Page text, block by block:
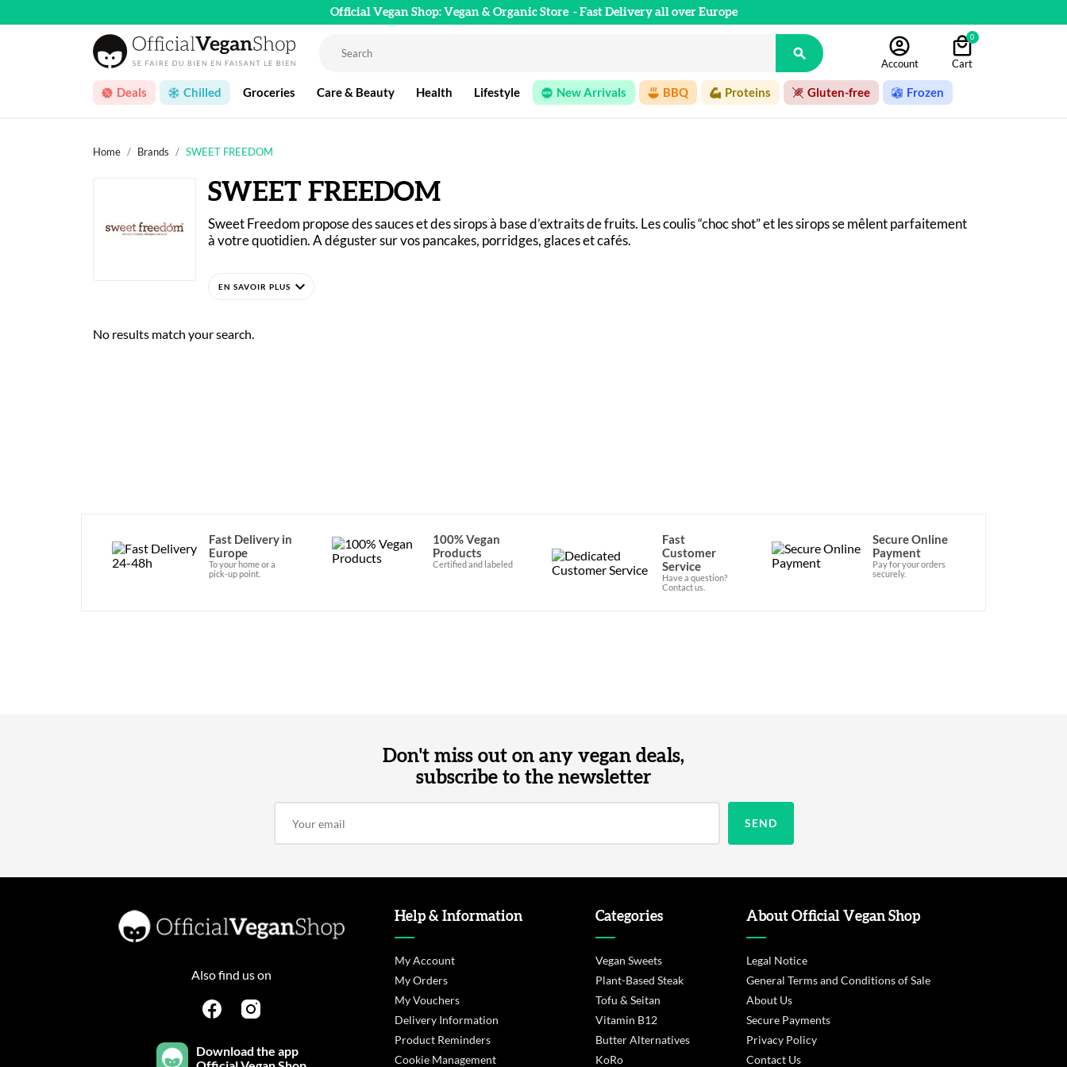
Official Vegan Shop: Vegan & Organic Store - Fast Delivery all over Europe

Account
0
Cart
Deals Chilled Groceries Care & Beauty Health Lifestyle New Arrivals BBQ Proteins Gluten-free Frozen
Home Brands SWEET FREEDOM
SWEET FREEDOM
Sweet Freedom propose des sauces et des sirops à base d’extraits de fruits. Les coulis “choc shot” et les sirops se mêlent parfaitement
à votre quotidien. A déguster sur vos pancakes, porridges, glaces et cafés.
prix anglais ! La marque britannique prouve qu'il n'y a pas besoin d'une longue liste d'ingrédients pour obtenir des recettes ultra
expand_more
No results match your search.
Fast Delivery in
Europe
To your home or a
pick-up point.
100% Vegan
Products
Certified and labeled
Fast
Customer
Service
Have a question?
Contact us.
Secure Online
Payment
Pay for your orders
securely.
Don't miss out on any vegan deals,
subscribe to the newsletter
Also find us on
Download the app
Help & Information
My Account
My Orders
My Vouchers
Delivery Information
Product Reminders
Cookie Management
Categories
Vegan Sweets
Plant-Based Steak
Tofu & Seitan
Vitamin B12
Butter Alternatives
KoRo
About Official Vegan Shop
Legal Notice
General Terms and Conditions of Sale
About Us
Secure Payments
Privacy Policy
Contact Us